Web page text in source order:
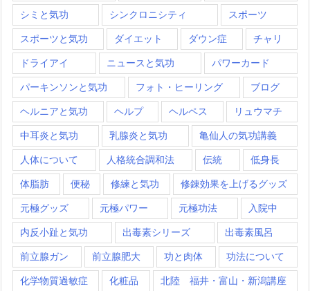
シミと気功 シンクロニシティ スポーツ
スポーツと気功 ダイエット ダウン症 チャリ
ドライアイ ニュースと気功 パワーカード
パーキンソンと気功 フォト・ヒーリング ブログ
ヘルニアと気功 ヘルプ ヘルペス リュウマチ
中耳炎と気功 乳腺炎と気功 亀仙人の気功講義
人体について 人格統合調和法 伝統 低身長
体脂肪 便秘 修練と気功 修錬効果を上げるグッズ
元極グッズ 元極パワー 元極功法 入院中
内反小趾と気功 出毒素シリーズ 出毒素風呂
前立腺ガン 前立腺肥大 功と肉体 功法について
化学物質過敏症 化粧品 北陸 福井・富山・新潟講座